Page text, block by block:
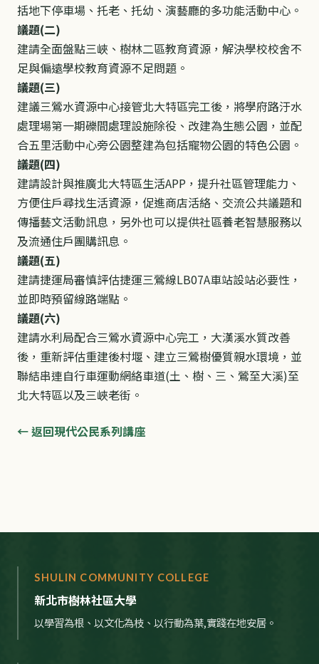
括地下停車場、托老、托幼、演藝廳的多功能活動中心。
議題(二)
建請全面盤點三峽、樹林二區教育資源，解決學校校舍不
足與偏遠學校教育資源不足問題。
議題(三)
建議三鶯水資源中心接管北大特區完工後，將學府路汙水
處理場第一期礫間處理設施除役、改建為生態公園，並配
合五里活動中心旁公園整建為包括寵物公園的特色公園。
議題(四)
建請設計與推廣北大特區生活APP，提升社區管理能力、
方便住戶尋找生活資源，促進商店活絡、交流公共議題和
傳播藝文活動訊息，另外也可以提供社區養老智慧服務以
及流通住戶團購訊息。
議題(五)
建請捷運局審慎評估捷運三鶯線LB07A車站設站必要性，
並即時預留線路端點。
議題(六)
建請水利局配合三鶯水資源中心完工，大漢溪水質改善
後，重新評估重建後村堰、建立三鶯樹優質親水環境，並
聯結串連自行車運動網絡車道(土、樹、三、鶯至大溪)至
北大特區以及三峽老街。
← 返回現代公民系列講座
SHULIN COMMUNITY COLLEGE
新北市樹林社區大學
以學習為根、以文化為枝、以行動為葉,實踐在地安居。